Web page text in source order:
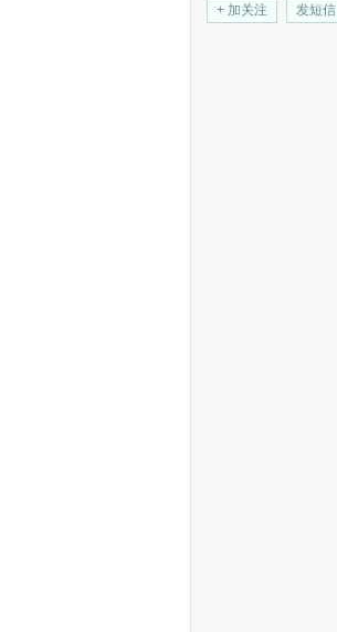
+ 加关注
发短信